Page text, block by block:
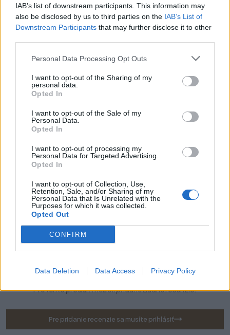
IAB’s list of downstream participants. This information may
also be disclosed by us to third parties on the IAB’s List of
Downstream Participants that may further disclose it to other
Personal Data Processing Opt Outs
I want to opt-out of the Sharing of my
personal data.
Opted In
I want to opt-out of the Sale of my
Personal Data.
Opted In
I want to opt-out of processing my
Personal Data for Targeted Advertising.
Opted In
I want to opt-out of Collection, Use,
Retention, Sale, and/or Sharing of my
Personal Data that Is Unrelated with the
Purposes for which it was collected.
Opted Out
CONFIRM
Data Deletion Data Access Privacy Policy
Farba / Povrch: hodvábna biela
Parametre
9009494693980
BL-956A1004-SW
Výrobca:
Kategórie:
Farba:
Obsah balenia:
1x Tip-on, 1x platnička na
skrutku, 1x samolepiaca
platnička, 1x skrutka
Typ: Tip-ony
Recenzie produktu
Pre tento produkt neboli pridané žiadne recenzie.
Pre pridanie recenzie sa musíte prihlásiť